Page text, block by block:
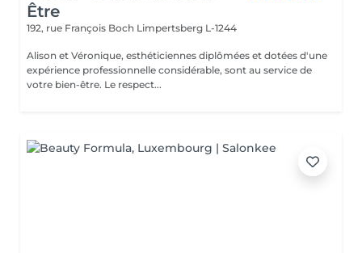
Être
192, rue François Boch Limpertsberg L-1244
Alison et Véronique, esthéticiennes diplômées et dotées d'une
expérience professionnelle considérable, sont au service de
votre bien-être. Le respect...